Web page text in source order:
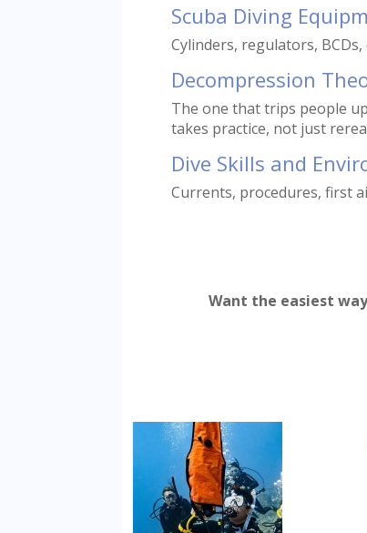
Scuba Diving
Cylinders, regulators,
Decompression
The one that trips people
takes practice, not just
Dive Skills and
Currents, procedures, first
Want the easiest